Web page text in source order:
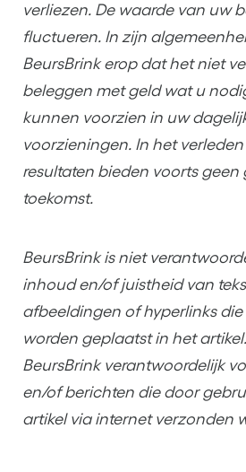
verliezen. De waarde van uw
fluctueren. In zijn
BeursBrink erop dat het niet
beleggen met geld wat u
kunnen voorzien in uw
voorzieningen. In het
resultaten bieden voorts geen
toekomst.
BeursBrink is niet
inhoud en/of juistheid van
afbeeldingen of hyperlinks
worden geplaatst in het
BeursBrink verantwoordelijk
en/of berichten die door
artikel via internet verzonden